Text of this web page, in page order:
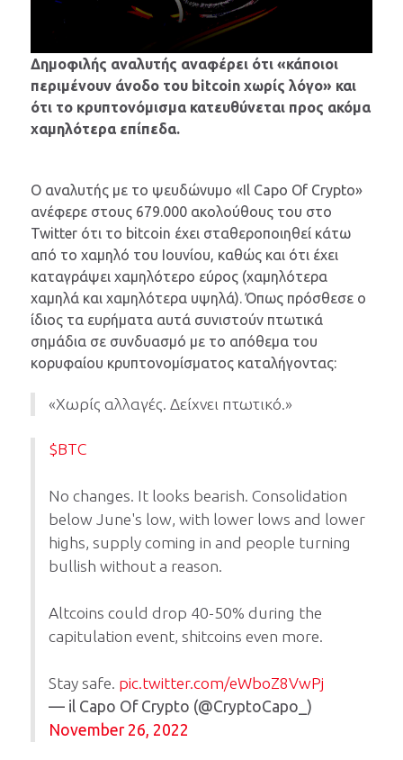
Δημοφιλής αναλυτής αναφέρει ότι «κάποιοι
περιμένουν άνοδο του bitcoin χωρίς λόγο» και
ότι το κρυπτονόμισμα κατευθύνεται προς ακόμα
χαμηλότερα επίπεδα.
Ο αναλυτής με το ψευδώνυμο «Il Capo Of Crypto»
ανέφερε στους 679.000 ακολούθους του στο
Twitter ότι το bitcoin έχει σταθεροποιηθεί κάτω
από το χαμηλό του Ιουνίου, καθώς και ότι έχει
καταγράψει χαμηλότερο εύρος (χαμηλότερα
χαμηλά και χαμηλότερα υψηλά). Όπως πρόσθεσε ο
ίδιος τα ευρήματα αυτά συνιστούν πτωτικά
σημάδια σε συνδυασμό με το απόθεμα του
κορυφαίου κρυπτονομίσματος καταλήγοντας:
«Χωρίς αλλαγές. Δείχνει πτωτικό.»
$BTC
No changes. It looks bearish. Consolidation
below June's low, with lower lows and lower
highs, supply coming in and people turning
bullish without a reason.
Altcoins could drop 40-50% during the
capitulation event, shitcoins even more.
Stay safe. pic.twitter.com/eWboZ8VwPj
— il Capo Of Crypto (@CryptoCapo_)
November 26, 2022